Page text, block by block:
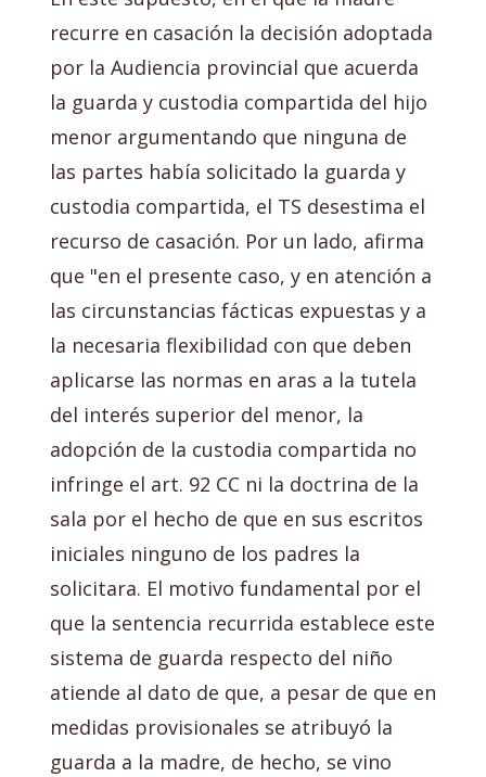
recurre en casación la decisión adoptada
por la Audiencia provincial que acuerda
la guarda y custodia compartida del hijo
menor argumentando que ninguna de
las partes había solicitado la guarda y
custodia compartida, el TS desestima el
recurso de casación. Por un lado, afirma
que "en el presente caso, y en atención a
las circunstancias fácticas expuestas y a
la necesaria flexibilidad con que deben
aplicarse las normas en aras a la tutela
del interés superior del menor, la
adopción de la custodia compartida no
infringe el art. 92 CC ni la doctrina de la
sala por el hecho de que en sus escritos
iniciales ninguno de los padres la
solicitara. El motivo fundamental por el
que la sentencia recurrida establece este
sistema de guarda respecto del niño
atiende al dato de que, a pesar de que en
medidas provisionales se atribuyó la
guarda a la madre, de hecho, se vino